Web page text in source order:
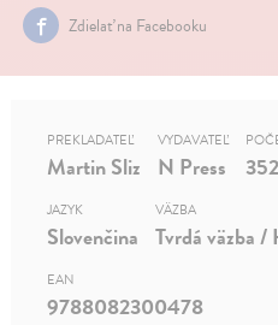
Zdielať na Facebooku
PREKLADATEĽ
Martin Sliz
VYDAVATEĽ
N Press 352
JAZYK
Slovenčina
VÄZBA
Tvrdá väzba
EAN
9788082300478